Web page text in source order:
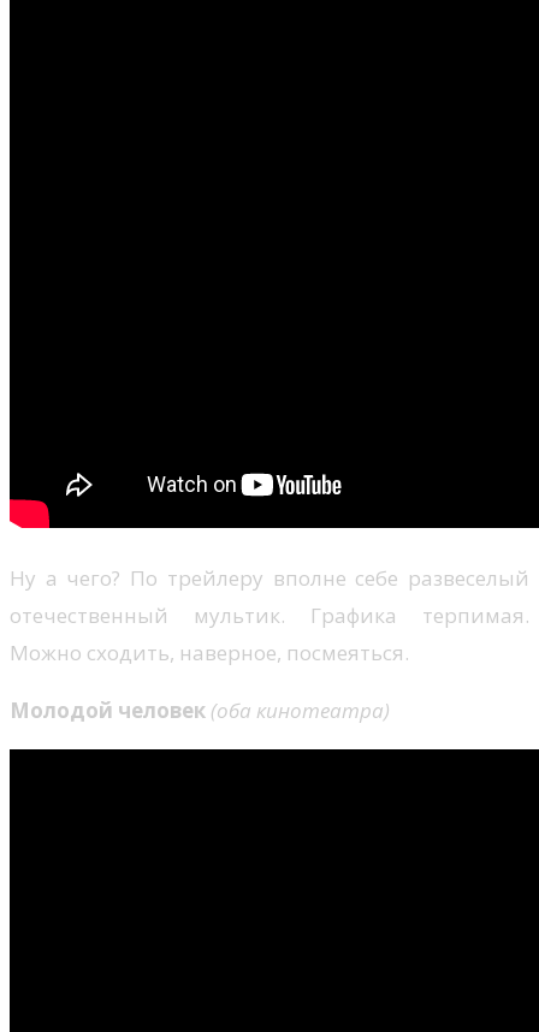
Ну а чего? По трейлеру вполне себе развеселый
отечественный мультик. Графика терпимая.
Можно сходить, наверное, посмеяться.
Молодой человек (оба кинотеатра)